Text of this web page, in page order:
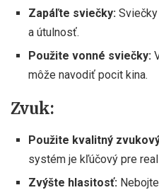
Zapáľte sviečky:
a útulnosť.
Použite vonné sviečky:
môže navodiť pocit kina.
Zvuk:
Použite kvalitný
systém je kľúčový pre
Zvýšte hlasitosť: